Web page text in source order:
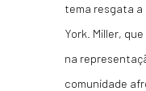
tema resgata a
York. Miller,
na
comunidade